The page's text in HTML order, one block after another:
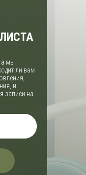
а мы
ли вам
и
записи на